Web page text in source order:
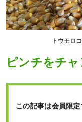
トウモロ
ピンチをチ
この記事は会員限